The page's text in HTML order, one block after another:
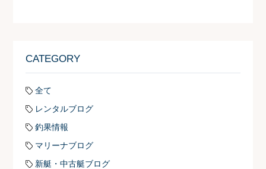
CATEGORY
全て
レンタルブログ
釣果情報
マリーナブログ
新艇・中古艇ブログ